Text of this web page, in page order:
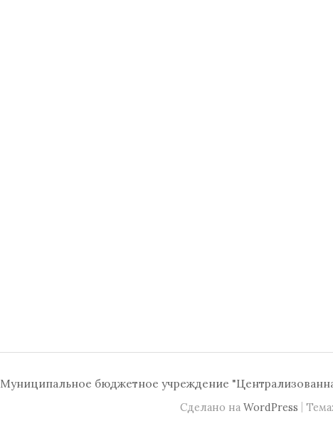
Муниципальное бюджетное учреждение
Сделано на WordPress | Тема: